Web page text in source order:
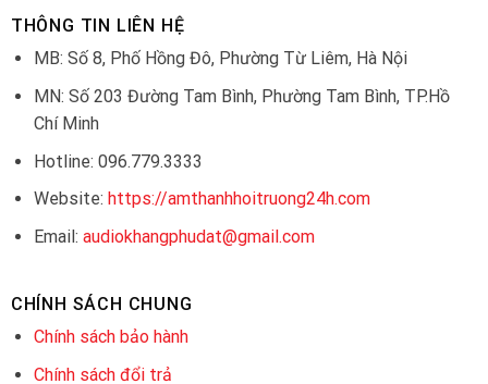
THÔNG TIN LIÊN HỆ
MB: Số 8, Phố Hồng Đô, Phường Từ Liêm, Hà Nội
MN: Số 203 Đường Tam Bình, Phường Tam Bình, TP.Hồ
Chí Minh
Hotline: 096.779.3333
Website: https://amthanhhoitruong24h.com
Email: audiokhangphudat@gmail.com
CHÍNH SÁCH CHUNG
Chính sách bảo hành
Chính sách đổi trả